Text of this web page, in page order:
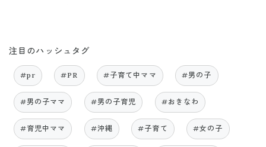
注目のハッシュタグ
#pr #PR #子育て中ママ #男の子
#男の子ママ #男の子育児 #おきなわ
#育児中ママ #沖縄 #子育て #女の子